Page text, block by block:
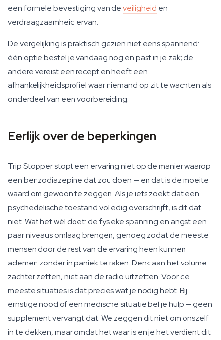
een formele bevestiging van deveiligheid en
verdraagzaamheid ervan.
De vergelijking is praktisch gezien niet eens spannend:
één optie bestel je vandaag nog en past in je zak; de
andere vereist een recept en heeft een
afhankelijkheidsprofiel waar niemand op zit te wachten als
onderdeel van een voorbereiding.
Eerlijk over de beperkingen
Trip Stopper stopt een ervaring niet op de manier waarop
een benzodiazepine dat zou doen — en dat is de moeite
waard om gewoon te zeggen. Als je iets zoekt dat een
psychedelische toestand volledig overschrijft, is dit dat
niet. Wat het wél doet: de fysieke spanning en angst een
paar niveaus omlaag brengen, genoeg zodat de meeste
mensen door de rest van de ervaring heen kunnen
ademen zonder in paniek te raken. Denk aan het volume
zachter zetten, niet aan de radio uitzetten. Voor de
meeste situaties is dat precies wat je nodig hebt. Bij
ernstige nood of een medische situatie bel je hulp — geen
supplement vervangt dat. We zeggen dit niet om onszelf
in te dekken, maar omdat het waar is en je het verdient dit